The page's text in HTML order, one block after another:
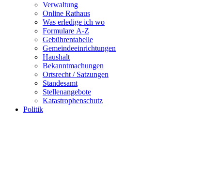
Verwaltung
Online Rathaus
Was erledige ich wo
Formulare A-Z
Gebührentabelle
Gemeindeeinrichtungen
Haushalt
Bekanntmachungen
Ortsrecht / Satzungen
Standesamt
Stellenangebote
Katastrophenschutz
Politik